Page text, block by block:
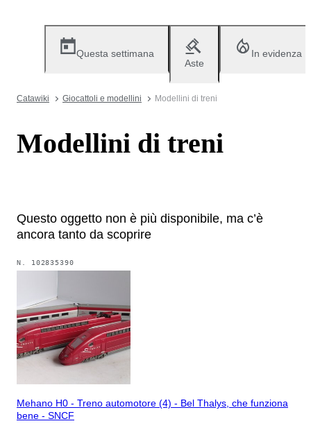
Questa settimana
Aste
In evidenza
Catawiki Giocattoli e modellini Modellini di treni
Modellini di treni
Questo oggetto non è più disponibile, ma c’è
ancora tanto da scoprire
N. 102835390
Mehano H0 - Treno automotore (4) - Bel Thalys, che funziona
bene - SNCF